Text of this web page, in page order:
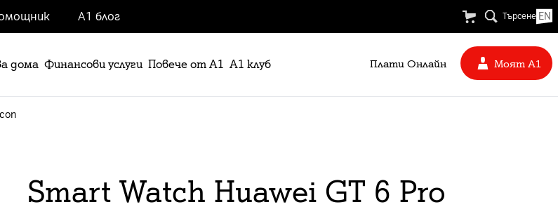
А1 блог Търсене EN
дома Финансови услуги Повече от А1 А1 клуб Плати Oнлайн Моят А1
Smart Watch Huawei GT 6 Pro